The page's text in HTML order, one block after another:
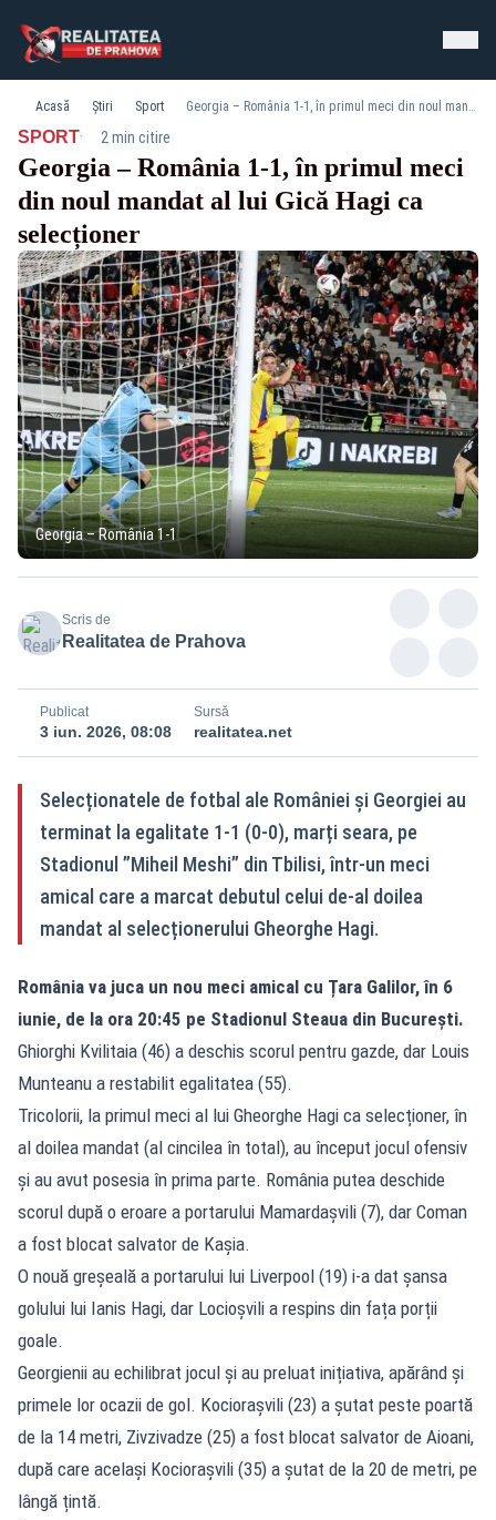
Acasă Știri Sport Georgia – România 1-1, în primul meci din noul mandat al lui Gică Hagi ca selecționer
SPORT· 2 min citire
Georgia – România 1-1, în primul meci
din noul mandat al lui Gică Hagi ca
selecționer
Georgia – România 1-1
Scris de
Realitatea de Prahova
Publicat
3 iun. 2026, 08:08
Sursă
realitatea.net
Selecționatele de fotbal ale României și Georgiei au
terminat la egalitate 1-1 (0-0), marți seara, pe
Stadionul ”Miheil Meshi” din Tbilisi, într-un meci
amical care a marcat debutul celui de-al doilea
mandat al selecționerului Gheorghe Hagi.
România va juca un nou meci amical cu Țara Galilor, în 6
iunie, de la ora 20:45 pe Stadionul Steaua din București.
Ghiorghi Kvilitaia (46) a deschis scorul pentru gazde, dar Louis
Munteanu a restabilit egalitatea (55).
Tricolorii, la primul meci al lui Gheorghe Hagi ca selecționer, în
al doilea mandat (al cincilea în total), au început jocul ofensiv
și au avut posesia în prima parte. România putea deschide
scorul după o eroare a portarului Mamardașvili (7), dar Coman
a fost blocat salvator de Kașia.
O nouă greșeală a portarului lui Liverpool (19) i-a dat șansa
golului lui Ianis Hagi, dar Locioșvili a respins din fața porții
goale.
Georgienii au echilibrat jocul și au preluat inițiativa, apărând și
primele lor ocazii de gol. Kociorașvili (23) a șutat peste poartă
de la 14 metri, Zivzivadze (25) a fost blocat salvator de Aioani,
după care același Kociorașvili (35) a șutat de la 20 de metri, pe
lângă țintă.